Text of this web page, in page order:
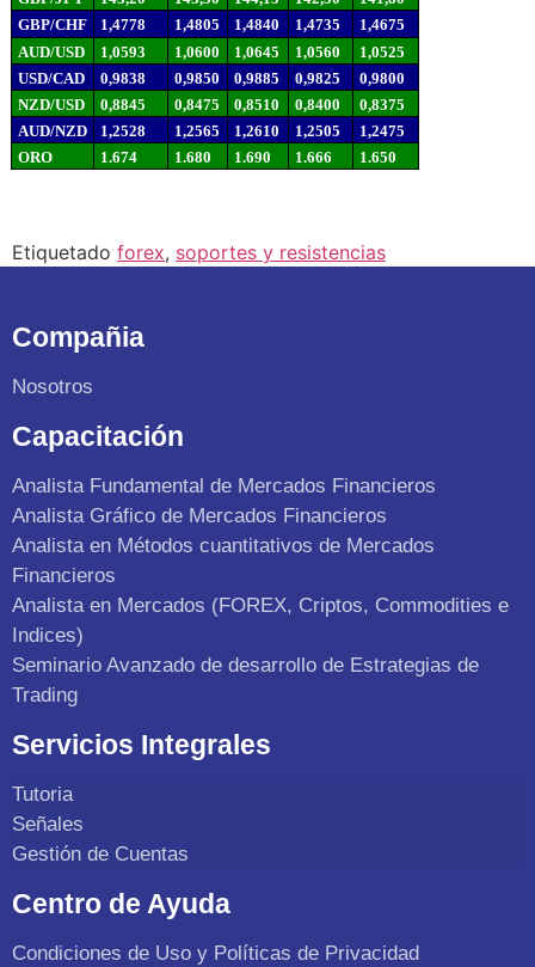
GBP/CHF
1,4778 1,4805 1,4840 1,4735
1,4675
AUD/USD
1,0593 1,0600 1,0645 1,0560
1,0525
USD/CAD
0,9838 0,9850 0,9885 0,9825
0,9800
NZD/USD
0,8845 0,8475 0,8510 0,8400
0,8375
AUD/NZD
1,2528 1,2565 1,2610 1,2505
1,2475
ORO
1.674 1.680 1.690 1.666 1.650
Etiquetado forex, soportes y resistencias
Compañia
Nosotros
Capacitación
Analista Fundamental de Mercados Financieros
Analista Gráfico de Mercados Financieros
Analista en Métodos cuantitativos de Mercados
Financieros
Analista en Mercados (FOREX, Criptos, Commodities e
Indices)
Seminario Avanzado de desarrollo de Estrategias de
Trading
Servicios Integrales
Tutoria
Señales
Gestión de Cuentas
Centro de Ayuda
Condiciones de Uso y Políticas de Privacidad